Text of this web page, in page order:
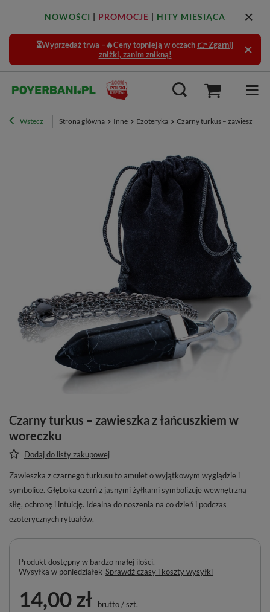
NOWOŚCI | PROMOCJE | HITY MIESIĄCA
⏳Wyprzedaż trwa –🔥Ceny topnieją w oczach 👉 Zgarnij
zniżki, zanim znikną!
Wstecz Strona główna Inne Ezoteryka Czarny turkus – zawieszka z
Czarny turkus – zawieszka z łańcuszkiem w
woreczku
Dodaj do listy zakupowej
Zawieszka z czarnego turkusu to amulet o wyjątkowym wyglądzie i
symbolice. Głęboka czerń z jasnymi żyłkami symbolizuje wewnętrzną
siłę, ochronę i intuicję. Idealna do noszenia na co dzień i podczas
ezoterycznych rytuałów.
Produkt dostępny w bardzo małej ilości
Wysyłka w poniedziałek Sprawdź czasy i koszty wysyłki
14,00 zł brutto/szt.